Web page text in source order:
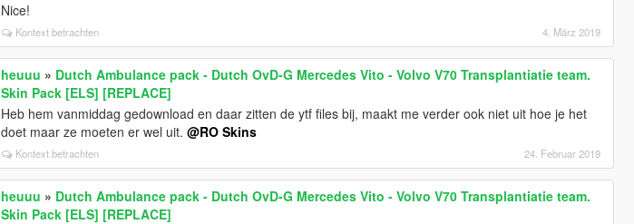
Nice!
Kontext betrachten 4. März 2019
heuuu » Dutch Ambulance pack - Dutch OvD-G Mercedes Vito - Volvo V70 Transplantiatie team.
Skin Pack [ELS] [REPLACE]
Heb hem vanmiddag gedownload en daar zitten de ytf files bij, maakt me verder ook niet uit hoe je het
doet maar ze moeten er wel uit.@RO Skins
Kontext betrachten 24. Februar 2019
heuuu » Dutch Ambulance pack - Dutch OvD-G Mercedes Vito - Volvo V70 Transplantiatie team.
Skin Pack [ELS] [REPLACE]